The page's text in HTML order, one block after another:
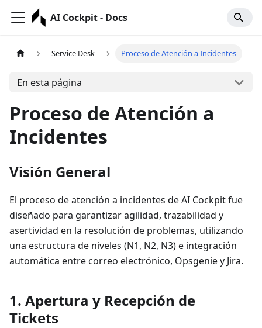
AI Cockpit - Docs
Service Desk Proceso de Atención a Incidentes
En esta página
Proceso de Atención a
Incidentes
Visión General
El proceso de atención a incidentes de AI Cockpit fue
diseñado para garantizar agilidad, trazabilidad y
asertividad en la resolución de problemas, utilizando
una estructura de niveles (N1, N2, N3) e integración
automática entre correo electrónico, Opsgenie y Jira.
1. Apertura y Recepción de
Tickets